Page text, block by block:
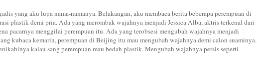
yang aku lupa nama-namanya. Belakangan, aku membaca berita beberapa perempuan di
plastik demi pria. Ada yang merombak wajahnya menjadi Jessica Alba, aktris terkenal dari
pacarnya menggilai perempuan itu. Ada yang terobsesi mengubah wajahnya menjadi
kubaca kemarin, perempuan di Beijing itu mau mengubah wajahnya demi calon suaminya.
kalau sang perempuan mau bedah plastik. Mengubah wajahnya persis seperti